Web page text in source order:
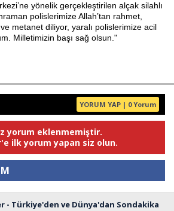
yönelik gerçekleştirilen alçak silahlı
polislerimize Allah’tan rahmet,
metanet diliyor, yaralı polislerimize acil
Milletimizin başı sağ olsun."
YORUM YAP | 0 Yorum
yorum eklenmemiştir.
ilk yorum yapan siz olun.
Yorum
- Türkiye'den ve Dünya'dan Sondakika